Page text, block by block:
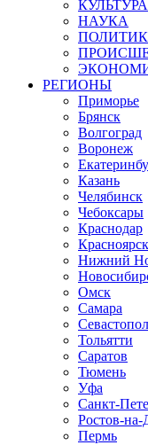
КУЛЬТУРА
НАУКА
РЕГИОНЫ
Приморье
Брянск
Волгоград
Воронеж
Казань
Челябинск
Чебоксары
Краснодар
Красноярск
Нижний
Омск
Самара
Тольятти
Саратов
Тюмень
Уфа
Санкт-
Ростов-
Пермь